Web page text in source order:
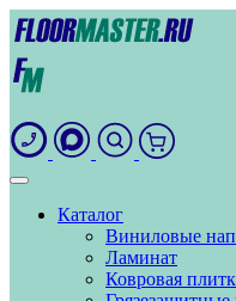
Каталог
Виниловые
Ламинат
Ковровая